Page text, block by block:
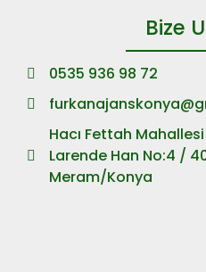
Bize
0535 936 98 72
Hacı Fettah
Larende Han No:4 /
Meram/Konya